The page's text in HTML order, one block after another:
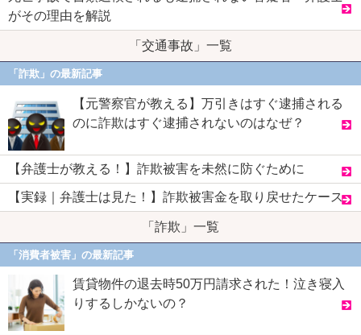
がその理由を解説
「交通事故」一覧
「詐欺」の最新記事
【元警察官が教える】万引きはすぐ逮捕される
のに詐欺はすぐ逮捕されないのはなぜ？
【弁護士が教える！】詐欺被害を未然に防ぐために
【実録｜弁護士は見た！】詐欺被害金を取り戻せたケース
「詐欺」一覧
「消費者被害」の最新記事
賃貸物件の退去時50万円請求された！泣き寝入
りするしかないの？